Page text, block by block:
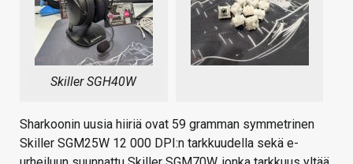
Skiller SGH40W
Sharkoonin uusia hiiriä ovat 59 gramman symmetrinen
Skiller SGM25W 12 000 DPI:n tarkkuudella sekä e-